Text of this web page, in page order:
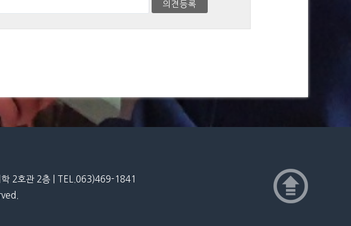
2호관 2층 | TEL.063)469-1841